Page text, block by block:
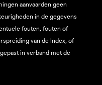
aanvaarden geen
in de gegevens
fouten, fouten of
van de Index, of
in verband met de